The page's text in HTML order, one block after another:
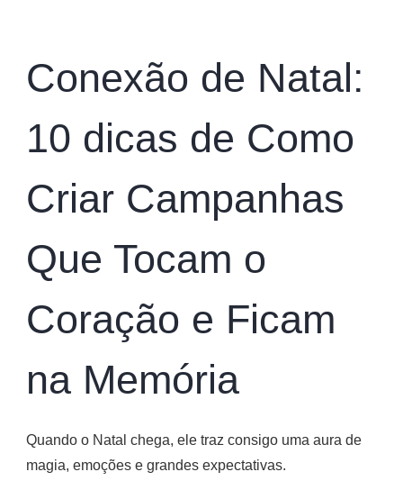
dicas
Como
Criar
Que
Tocam
Coração
e
na
Conexão de Natal:
10 dicas de Como
Criar Campanhas
Que Tocam o
Coração e Ficam
na Memória
Quando o Natal chega, ele traz consigo uma aura de
magia, emoções e grandes expectativas.